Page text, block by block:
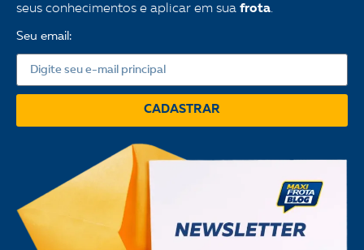
seus conhecimentos e aplicar em sua frota.
Seu email:
CADASTRAR